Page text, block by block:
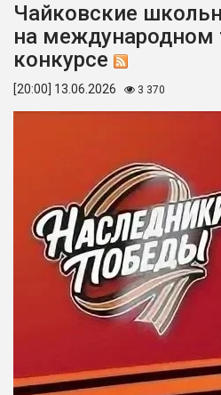
Чайковские
на международном
конкурсе
[20:00] 13.06.2026 3 370